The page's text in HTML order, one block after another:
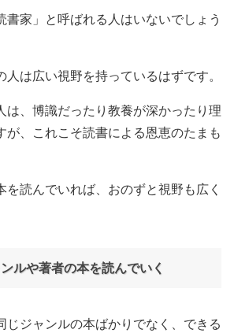
書家」と呼ばれる人はいないでしょう
人は広い視野を持っているはずです。
は、博識だったり教養が深かったり理
が、これこそ読書による恩恵のたまも
を読んでいれば、おのずと視野も広く
ルや著者の本を読んでいく
じジャンルの本ばかりでなく、できる